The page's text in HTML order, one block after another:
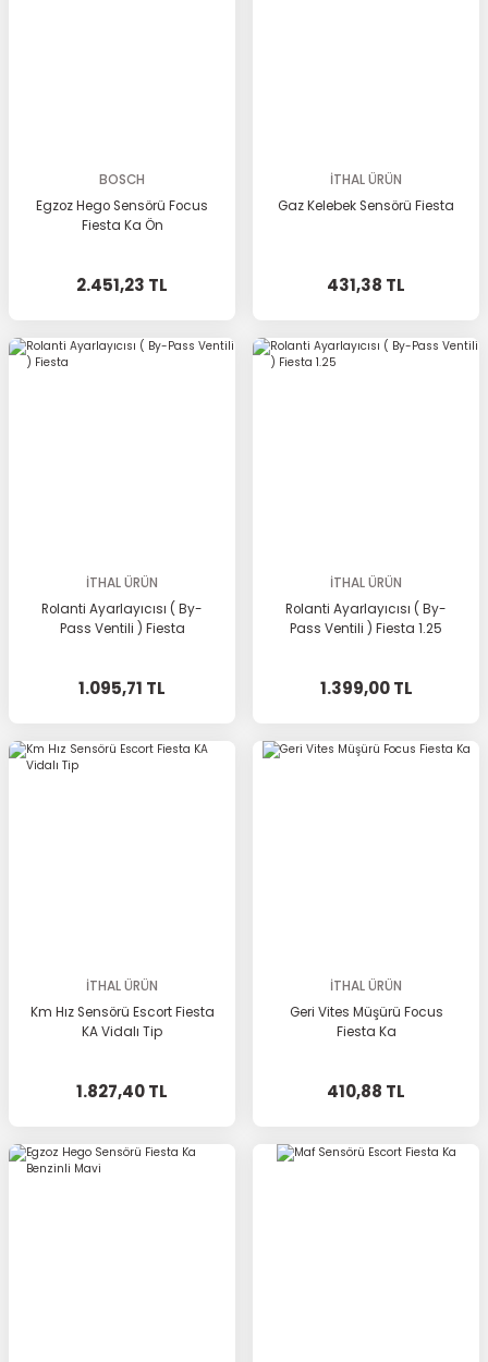
BOSCH
Egzoz Hego Sensörü Focus
Fiesta Ka Ön
2.451,23 TL
İTHAL ÜRÜN
Gaz Kelebek Sensörü Fiesta
431,38 TL
İTHAL ÜRÜN
Rolanti Ayarlayıcısı ( By-
Pass Ventili ) Fiesta
1.095,71 TL
İTHAL ÜRÜN
Rolanti Ayarlayıcısı ( By-
Pass Ventili ) Fiesta 1.25
1.399,00 TL
İTHAL ÜRÜN
Km Hız Sensörü Escort Fiesta
KA Vidalı Tip
1.827,40 TL
İTHAL ÜRÜN
Geri Vites Müşürü Focus
Fiesta Ka
410,88 TL